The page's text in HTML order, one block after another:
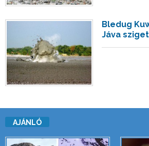
Bledug
Jáva
AJÁNLÓ